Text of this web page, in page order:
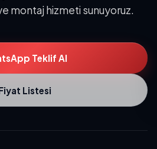
montaj hizmeti sunuyoruz.
Teklif Al
Listesi